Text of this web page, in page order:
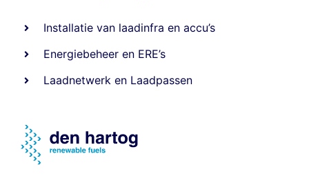
Installatie van laadinfra en accu’s
Energiebeheer en ERE’s
Laadnetwerk en Laadpassen